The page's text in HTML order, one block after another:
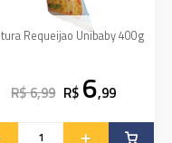
Requeijao Unibaby 400g
R$ 6,99 R$ 6,99